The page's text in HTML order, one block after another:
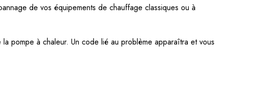
de vos équipements de chauffage classiques ou à
pompe à chaleur. Un code lié au problème apparaîtra et vous